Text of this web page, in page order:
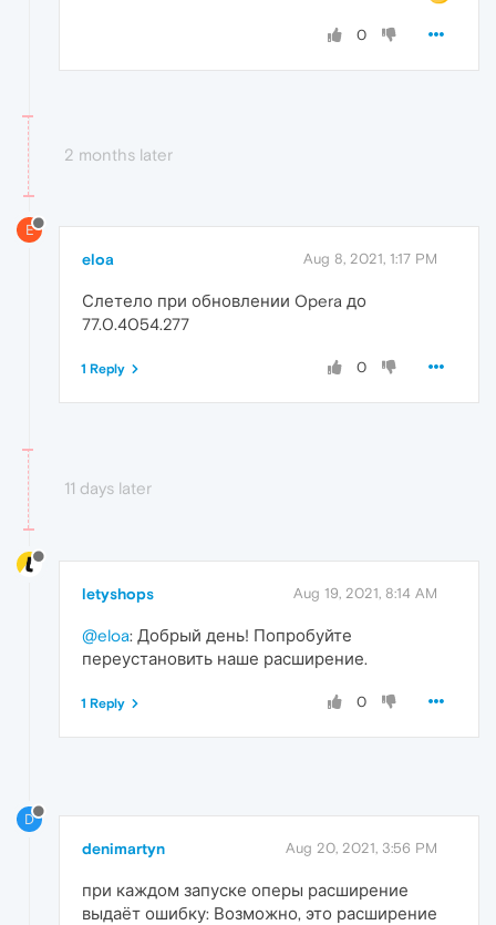
0
2 months later
E
eloa Aug 8, 2021, 1:17 PM
Слетело при обновлении Opera до
77.0.4054.277
0
1 Reply
11 days later
letyshops Aug 19, 2021, 8:14 AM
@eloa: Добрый день! Попробуйте
переустановить наше расширение.
0
1 Reply
D
denimartyn Aug 20, 2021, 3:56 PM
при каждом запуске оперы расширение
выдаёт ошибку: Возможно, это расширение